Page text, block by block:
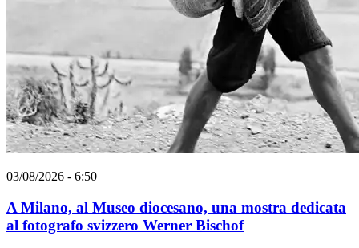
03/08/2026 - 6:50
A Milano, al Museo diocesano, una mostra dedicata
al fotografo svizzero Werner Bischof